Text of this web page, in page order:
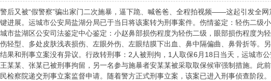
后又被“假警察”骗出家门二次施暴，逼下跪、喊爸爸、全程拍视频——这起引发全
进展。运城市公安局盐湖分局已于当日将该案转为刑事案件。伤情鉴定：轻伤二级
市盐湖区公安司法鉴定中心鉴定：小赵鼻部损伤程度为轻伤二级，眼部损伤程度为
轻型、多处皮肤浅表损伤、左眼外伤、左眼结膜下出血、鼻中隔偏曲、鼻骨折等。
果和刑事立案没有异议。行政转刑事：2人被刑拘，1人取保6月18日当天，运城市
某某、张某已被刑事拘留，另一名参与施暴者安某某被采取取保候审强制措施。此
检察院递交刑事立案监督申请。随着警方正式刑事立案，该案已进入刑事侦查阶段